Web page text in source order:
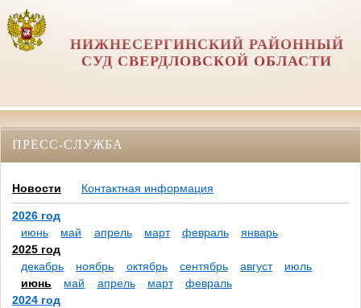
НИЖНЕСЕРГИНСКИЙ РАЙОННЫЙ
СУД СВЕРДЛОВСКОЙ ОБЛАСТИ
ПРЕСС-СЛУЖБА
Новости Контактная информация
2026 год
июнь
май апрель март февраль
январь
2025 год
декабрь
ноябрь октябрь сентябрь август
июль
июнь
май апрель март
февраль
2024 год